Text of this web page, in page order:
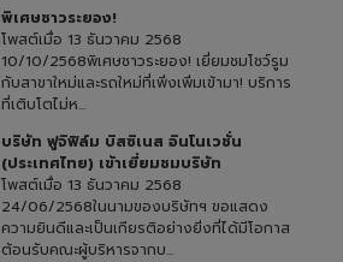
พิเศษชาวระยอง!
โพสต์เมื่อ 13 ธันวาคม 2568
10/10/2568พิเศษชาวระยอง! เยี่ยมชมโชว์รูม
กับสาขาใหม่และรถใหม่ที่เพิ่งเพิ่มเข้ามา! บริการ
ที่เติบโตไม่ห...
บริษัท ฟูจิฟิล์ม บิสซิเนส อินโนเวชั่น
(ประเทศไทย) เข้าเยี่ยมชมบริษัท
โพสต์เมื่อ 13 ธันวาคม 2568
24/06/2568ในนามของบริษัทฯ ขอแสดง
ความยินดีและเป็นเกียรติอย่างยิ่งที่ได้มีโอกาส
ต้อนรับคณะผู้บริหารจากบ...